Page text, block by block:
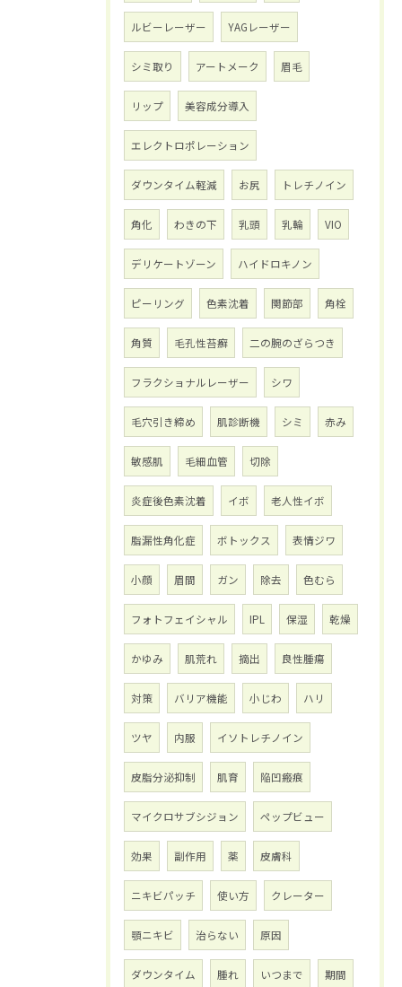
ルビーレーザー YAGレーザー
シミ取り アートメーク 眉毛
リップ 美容成分導入
エレクトロポレーション
ダウンタイム軽減 お尻 トレチノイン
角化 わきの下 乳頭 乳輪 VIO
デリケートゾーン ハイドロキノン
ピーリング 色素沈着 関節部 角栓
角質 毛孔性苔癬 二の腕のざらつき
フラクショナルレーザー シワ
毛穴引き締め 肌診断機 シミ 赤み
敏感肌 毛細血管 切除
炎症後色素沈着 イボ 老人性イボ
脂漏性角化症 ボトックス 表情ジワ
小顔 眉間 ガン 除去 色むら
フォトフェイシャル IPL 保湿 乾燥
かゆみ 肌荒れ 摘出 良性腫瘍
対策 バリア機能 小じわ ハリ
ツヤ 内服 イソトレチノイン
皮脂分泌抑制 肌育 陥凹瘢痕
マイクロサブシジョン ペップビュー
効果 副作用 薬 皮膚科
ニキビパッチ 使い方 クレーター
顎ニキビ 治らない 原因
ダウンタイム 腫れ いつまで 期間